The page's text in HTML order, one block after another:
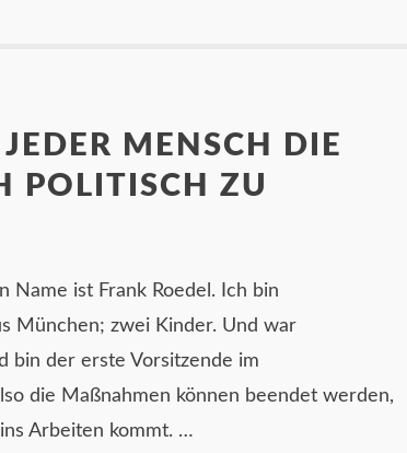
MENSCH DIE
POLITISCH ZU
Name ist Frank Roedel. Ich bin
München; zwei Kinder. Und war
bin der erste Vorsitzende im
die Maßnahmen können beendet werden,
Arbeiten kommt. …